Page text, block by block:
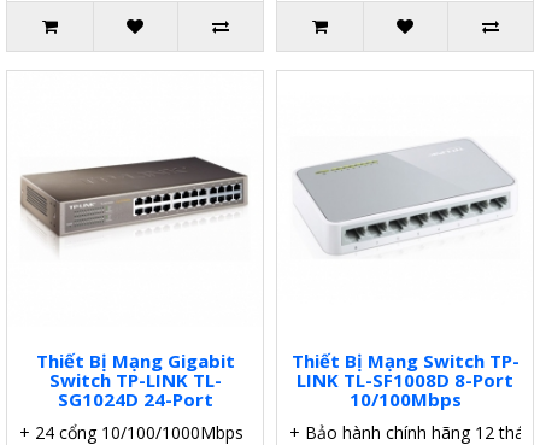
Thiết Bị Mạng Gigabit
Switch TP-LINK TL-
SG1024D 24-Port
+ 24 cổng 10/100/1000Mbps
Thiết Bị Mạng Switch TP-
LINK TL-SF1008D 8-Port
10/100Mbps
+ Bảo hành chính hãng 12